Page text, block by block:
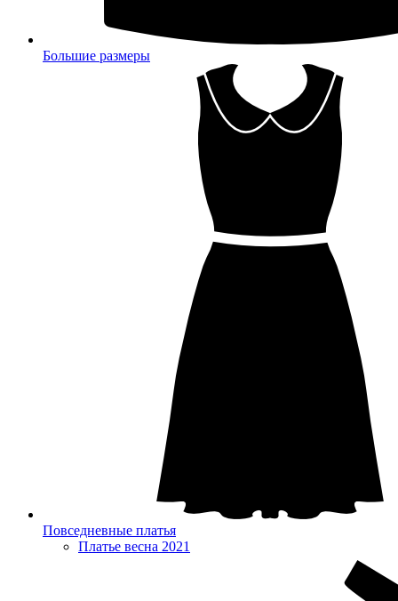
Большие размеры
Повседневные платья
Платье весна 2021